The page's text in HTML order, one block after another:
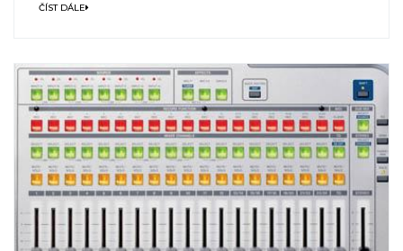
ČÍST DÁLE